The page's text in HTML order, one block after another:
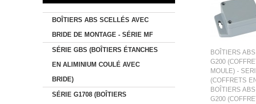
BOÎTIERS ABS SCELLÉS AVEC
BRIDE DE MONTAGE - SÉRIE MF
SÉRIE GBS (BOÎTIERS ÉTANCHES
EN ALIMINIUM COULÉ AVEC
BRIDE)
SÉRIE G1708 (BOÎTIERS
BOÎTIERS
G200
MOULE) -
(COFFRETS
BOÎTIERS
G200